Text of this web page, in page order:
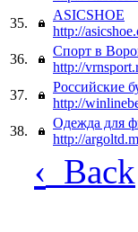
35.
ASICSHOE
http://
36.
Спорт в
http://
37.
Российские
http://
38.
Одежда для
http://
‹ Back